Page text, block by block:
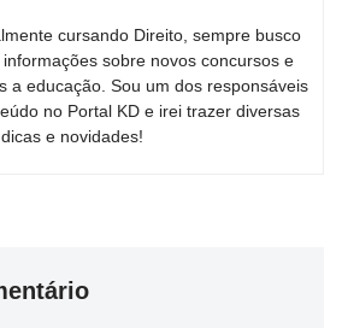
cursando Direito, sempre busco
sobre novos concursos e
a educação. Sou um dos responsáveis
no Portal KD e irei trazer diversas
dicas e novidades!